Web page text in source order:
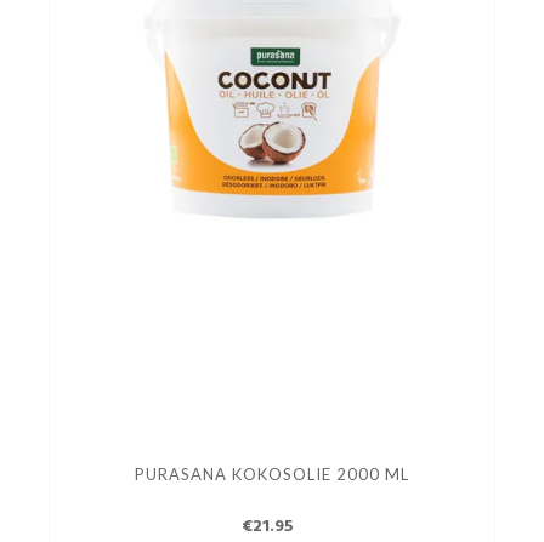
PURASANA KOKOSOLIE 2000 ML
€21.95